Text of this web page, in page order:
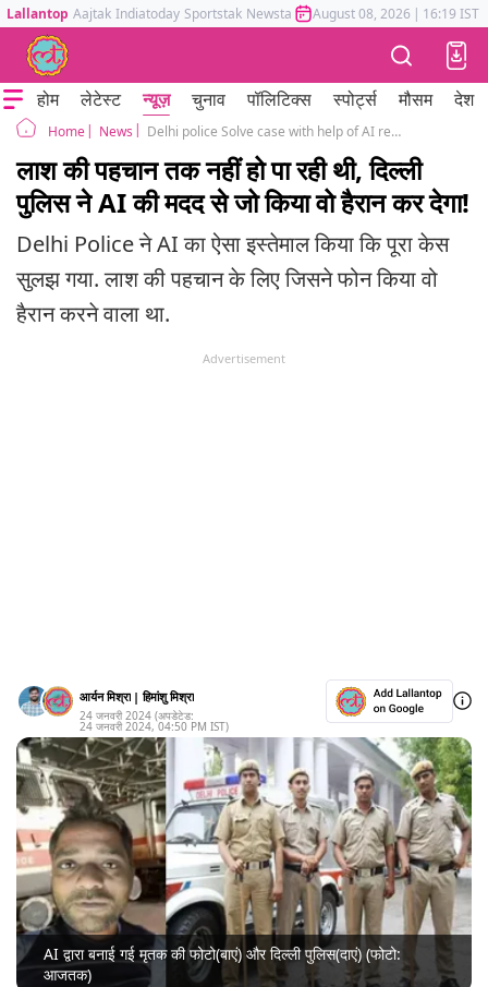
Lallantop Aajtak Indiatoday Sportstak Newstak Mumbai Tak Astrotak
August 08, 2026 | 16:19 IST
होम लेटेस्ट न्यूज़ चुनाव पॉलिटिक्स स्पोर्ट्स मौसम देश
Home News Delhi police Solve case with help of AI recoganise dead body
लाश की पहचान तक नहीं हो पा रही थी, दिल्ली
पुलिस ने AI की मदद से जो किया वो हैरान कर देगा!
Delhi Police ने AI का ऐसा इस्तेमाल किया कि पूरा केस
सुलझ गया. लाश की पहचान के लिए जिसने फोन किया वो
हैरान करने वाला था.
Advertisement
आर्यन मिश्रा | हिमांशु मिश्रा
24 जनवरी 2024 (अपडेटेड:
24 जनवरी 2024, 04:50 PM IST)
AI द्वारा बनाई गई मृतक की फोटो(बाएं) और दिल्ली पुलिस(दाएं) (फोटो:
आजतक)